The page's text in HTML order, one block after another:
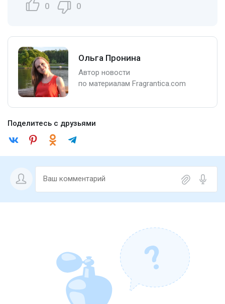
0 0
Ольга Пронина
Автор новости
по материалам Fragrantica.com
Поделитесь с друзьями